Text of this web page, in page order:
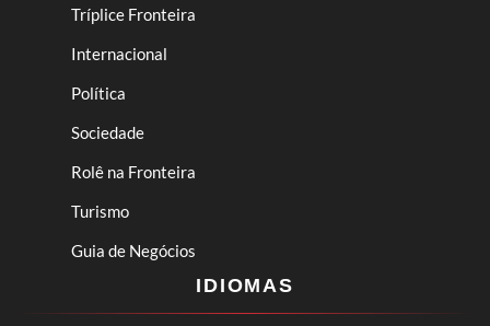
Tríplice Fronteira
Internacional
Política
Sociedade
Rolê na Fronteira
Turismo
Guia de Negócios
IDIOMAS